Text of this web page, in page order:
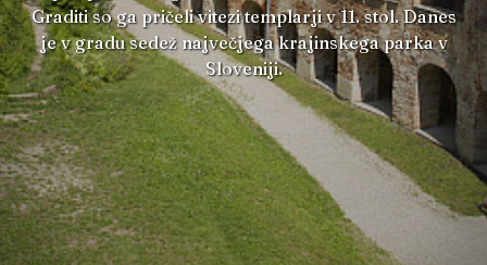
Graditi so ga pričeli vitezi templarji v 11. stol. Danes
je v gradu sedež največjega krajinskega parka v
Sloveniji.